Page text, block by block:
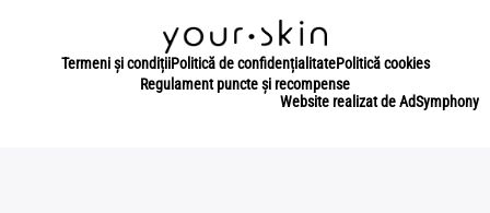
Termeni și condițiiPolitică de confidențialitatePolitică cookies
Regulament puncte și recompense
Website realizat de AdSymphony